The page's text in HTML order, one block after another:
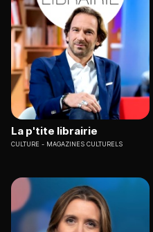
La p'tite librairie
CULTURE MAGAZINES CULTURELS